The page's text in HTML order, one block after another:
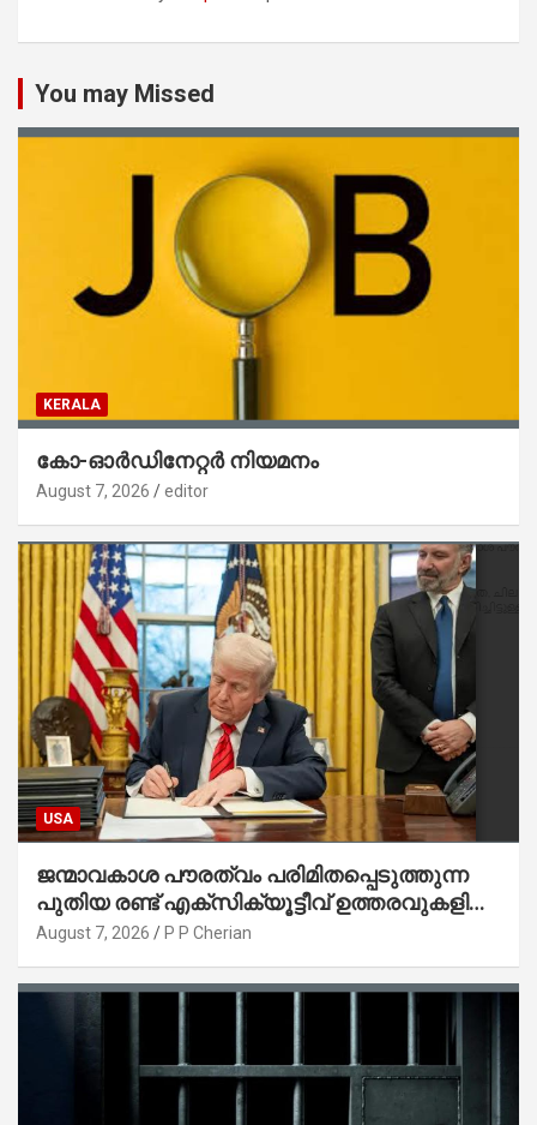
You may Missed
KERALA
കോ-ഓർഡിനേറ്റർ നിയമനം
August 7, 2026 editor
USA
ജന്മാവകാശ പൗരത്വം പരിമിതപ്പെടുത്തുന്ന
പുതിയ രണ്ട് എക്സിക്യൂട്ടീവ് ഉത്തരവുകളിൽ
ട്രംപ് ഒപ്പുവെച്ചു
August 7, 2026 P P Cherian